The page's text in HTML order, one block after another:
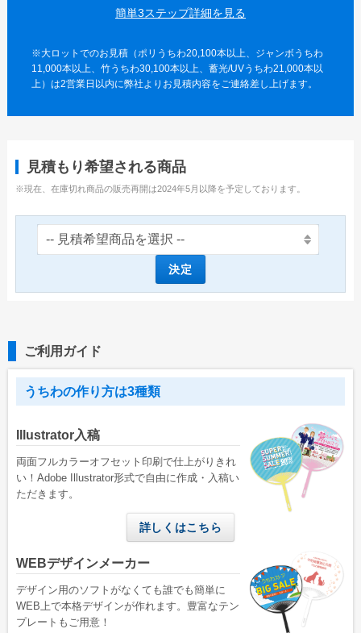
エコ紙うちわ（ジュニア）
エコ紙うちわ（オリジナル）
UVうちわ（Mサイズ）
UVうちわ（XSサイズ）
お問い合わせ
お問い合わせフォーム
見積請求フォーム
ご利用ガイド
完全データ入稿(ai形式)について
WEBデザインメーカーについて
かんたん名入れ注文について
簡単3ステップ詳細を
※大ロットでのお見積（ポリうちわ20,100本以上、ジャンボうちわ
11,000本以上、竹うちわ30,100本以上、蓄光/UVうちわ21,000本以
上）は2営業日以内に弊社よりお見積内容をご連絡差し上げます。
見積もり希望される商品
※現在、在庫切れ商品の販売再開は2024年5月以降を予定しております。
決定
ご利用ガイド
うちわの作り方は3種類
Illustrator入稿
両面フルカラーオフセット印刷で仕上がりきれ
い！Adobe Illustrator形式で自由に作成・入稿い
ただきます。
詳しくはこちら
WEBデザインメーカー
デザイン用のソフトがなくても誰でも簡単に
WEB上で本格デザインが作れます。豊富なテン
プレートもご用意！